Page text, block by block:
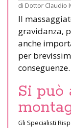
di Dottor Claudio
Il
gravidanza,
anche
per
conseguenze.
Si può
Gli Specialisti